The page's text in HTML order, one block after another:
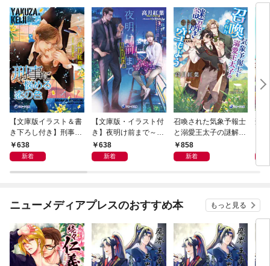
【文庫版イラスト＆書
き下ろし付き】刑事に
悩める恋の色
638
新着
【文庫版・イラスト付
き】夜明け前まで～仁
義なき嫁番外～
638
新着
召喚された気象予報士
と溺愛王太子の謎解き
空もよう
858
新着
刑
ニューメディアプレスのおすすめ本 もっと見る